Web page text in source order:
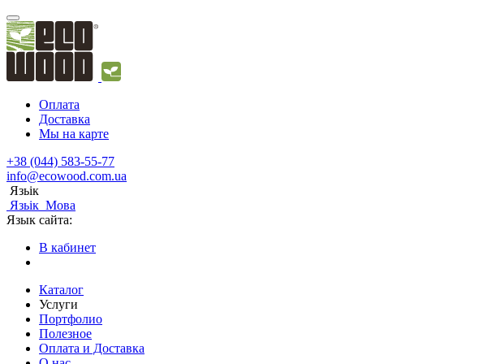
Оплата
Доставка
Мы на карте
+38 (044) 583-55-77
info@ecowood.com.ua
Язьік
Язьік Мова
Язык сайта:
В кабинет
Каталог
Услуги
Портфолио
Полезное
Оплата и Доставка